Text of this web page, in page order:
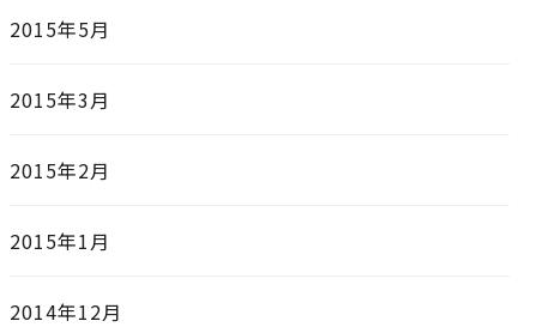
2015年5月
2015年3月
2015年2月
2015年1月
2014年12月